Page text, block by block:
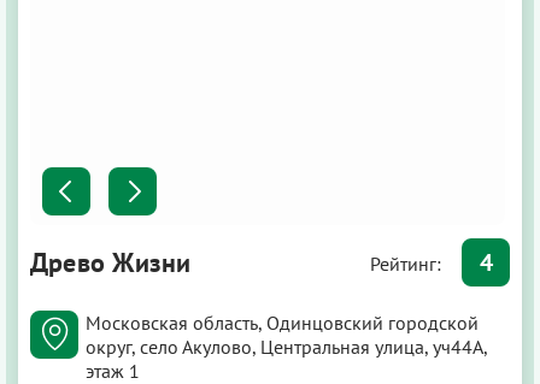
Древо Жизни Рейтинг: 4
Московская область, Одинцовский городской
округ, село Акулово, Центральная улица, уч44А,
этаж 1